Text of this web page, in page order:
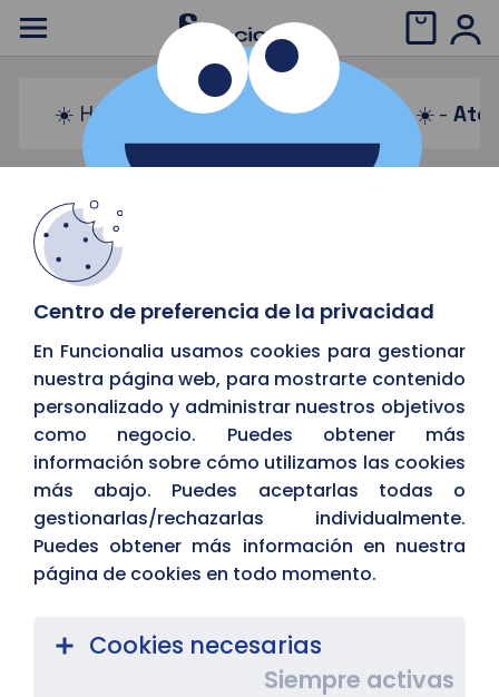
Centro de preferencia de la privacidad
En Funcionalia usamos cookies para gestionar
nuestra página web, para mostrarte contenido
personalizado y administrar nuestros objetivos
como negocio. Puedes obtener más
información sobre cómo utilizamos las cookies
más abajo. Puedes aceptarlas todas o
gestionarlas/rechazarlas individualmente.
Puedes obtener más información en nuestra
página de cookies en todo momento.
Cookies necesarias
Siempre activas
☀️ Horario de verano: 08:00 a 15:00 ☀️ -